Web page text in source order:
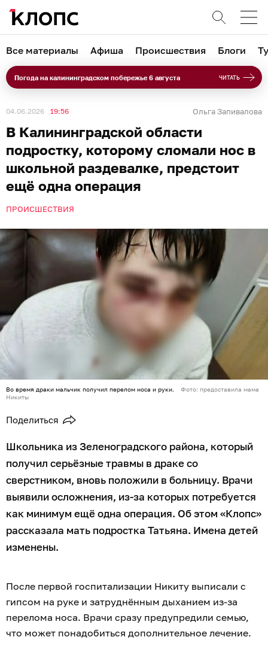
Все материалы Афиша Происшествия Блоги
Погода на калининградском побережье 6 августа ЧИТАТЬ
04.06.2026 19:56 Ольга Запивалова
В Калининградской области
подростку, которому сломали нос в
школьной раздевалке, предстоит
ещё одна операция
ПРОИСШЕСТВИЯ
Во время драки мальчик получил перелом носа и руки.
Фото: предоставила мама
Никиты
Поделиться
Школьника из Зеленоградского района, который
получил серьёзные травмы в драке со
сверстником, вновь положили в больницу. Врачи
выявили осложнения, из-за которых потребуется
как минимум ещё одна операция. Об этом «Клопс»
рассказала мать подростка Татьяна. Имена детей
изменены.
После первой госпитализации Никиту выписали с
гипсом на руке и затруднённым дыханием из-за
перелома носа. Врачи сразу предупредили семью,
что может понадобиться дополнительное лечение.